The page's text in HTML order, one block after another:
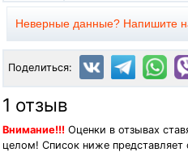
Неверные данные? Напишите
Поделиться:
1 отзыв
Внимание!!! Оценки в отзывах
целом! Список ниже